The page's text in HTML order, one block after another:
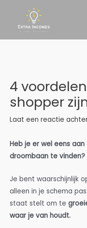
inhoud
4
shopper
Laat een reactie
Heb je er wel eens
droombaan te vinden?
Je bent waarschijnlijk
alleen in je schema
staat stelt om te
waar je van houdt.